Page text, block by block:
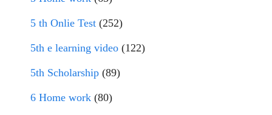
5 th Onlie Test (252)
5th e learning video (122)
5th Scholarship (89)
6 Home work (80)